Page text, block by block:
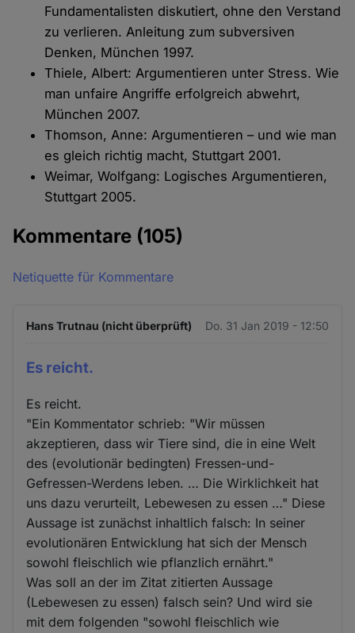
Fundamentalisten diskutiert, ohne den Verstand
zu verlieren. Anleitung zum subversiven
Denken, München 1997.
Thiele, Albert: Argumentieren unter Stress. Wie
man unfaire Angriffe erfolgreich abwehrt,
München 2007.
Thomson, Anne: Argumentieren – und wie man
es gleich richtig macht, Stuttgart 2001.
Weimar, Wolfgang: Logisches Argumentieren,
Stuttgart 2005.
Kommentare (105)
Netiquette für Kommentare
Hans Trutnau (nicht überprüft) Do. 31 Jan 2019 - 12:50
Es reicht.
Es reicht.
"Ein Kommentator schrieb: "Wir müssen
akzeptieren, dass wir Tiere sind, die in eine Welt
des (evolutionär bedingten) Fressen-und-
Gefressen-Werdens leben. … Die Wirklichkeit hat
uns dazu verurteilt, Lebewesen zu essen …" Diese
Aussage ist zunächst inhaltlich falsch: In seiner
evolutionären Entwicklung hat sich der Mensch
sowohl fleischlich wie pflanzlich ernährt."
Was soll an der im Zitat zitierten Aussage
(Lebewesen zu essen) falsch sein? Und wird sie
mit dem folgenden "sowohl fleischlich wie